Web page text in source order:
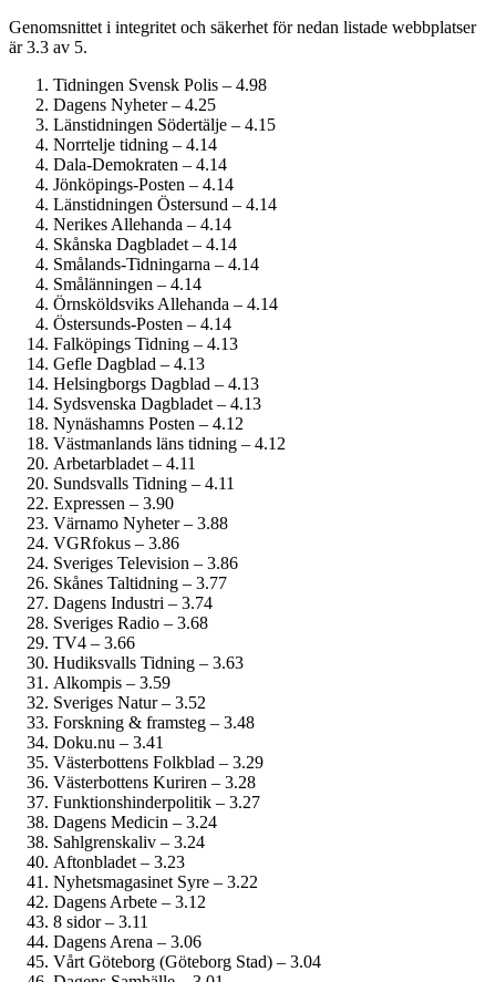
Genomsnittet i integritet och säkerhet för nedan listade webbplatser
är 3.3 av 5.
Tidningen Svensk Polis – 4.98
Dagens Nyheter – 4.25
Länstidningen Södertälje – 4.15
Norrtelje tidning – 4.14
Dala-Demokraten – 4.14
Jönköpings-Posten – 4.14
Länstidningen Östersund – 4.14
Nerikes Allehanda – 4.14
Skånska Dagbladet – 4.14
Smålands-Tidningarna – 4.14
Smålänningen – 4.14
Örnsköldsviks Allehanda – 4.14
Östersunds-Posten – 4.14
Falköpings Tidning – 4.13
Gefle Dagblad – 4.13
Helsingborgs Dagblad – 4.13
Sydsvenska Dagbladet – 4.13
Nynäshamns Posten – 4.12
Västmanlands läns tidning – 4.12
Arbetarbladet – 4.11
Sundsvalls Tidning – 4.11
Expressen – 3.90
Värnamo Nyheter – 3.88
VGRfokus – 3.86
Sveriges Television – 3.86
Skånes Taltidning – 3.77
Dagens Industri – 3.74
Sveriges Radio – 3.68
TV4 – 3.66
Hudiksvalls Tidning – 3.63
Alkompis – 3.59
Sveriges Natur – 3.52
Forskning & framsteg – 3.48
Doku.nu – 3.41
Västerbottens Folkblad – 3.29
Västerbottens Kuriren – 3.28
Funktionshinder­politik – 3.27
Dagens Medicin – 3.24
Sahlgrenskaliv – 3.24
Aftonbladet – 3.23
Nyhetsmagasinet Syre – 3.22
Dagens Arbete – 3.12
8 sidor – 3.11
Dagens Arena – 3.06
Vårt Göteborg (Göteborg Stad) – 3.04